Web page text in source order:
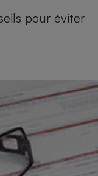
pour éviter